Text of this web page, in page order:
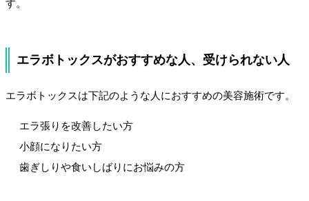
す。
エラボトックスがおすすめな人、受けられない人
エラボトックスは下記のような人におすすめの美容施術です。
エラ張りを改善したい方
小顔になりたい方
歯ぎしりや食いしばりにお悩みの方